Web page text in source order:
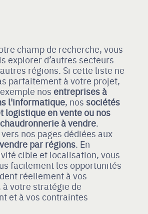
champ de recherche, vous
explorer d’autres secteurs
régions. Si cette liste ne
parfaitement à votre projet,
nos entreprises à
l'informatique, nos sociétés
logistique en venteou nos
à vendre.
nos pages dédiées aux
par régions. En
cible et localisation, vous
facilement les opportunités
réellement à vos
votre stratégie de
et à vos contraintes